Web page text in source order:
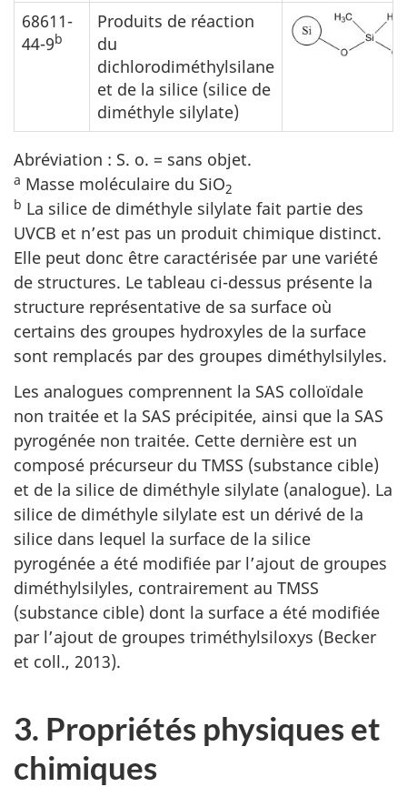
68611-
44-9b
Produits de réaction
du
dichlorodiméthylsilane
et de la silice (silice de
diméthyle silylate)
Abréviation : S. o. = sans objet.
a Masse moléculaire du SiO2
b La silice de diméthyle silylate fait partie des
UVCB et n’est pas un produit chimique distinct.
Elle peut donc être caractérisée par une variété
de structures. Le tableau ci-dessus présente la
structure représentative de sa surface où
certains des groupes hydroxyles de la surface
sont remplacés par des groupes diméthylsilyles.
Les analogues comprennent la SAS colloïdale
non traitée et la SAS précipitée, ainsi que la SAS
pyrogénée non traitée. Cette dernière est un
composé précurseur du TMSS (substance cible)
et de la silice de diméthyle silylate (analogue). La
silice de diméthyle silylate est un dérivé de la
silice dans lequel la surface de la silice
pyrogénée a été modifiée par l’ajout de groupes
diméthylsilyles, contrairement au TMSS
(substance cible) dont la surface a été modifiée
par l’ajout de groupes triméthylsiloxys (Becker
et coll., 2013).
3. Propriétés physiques et
chimiques